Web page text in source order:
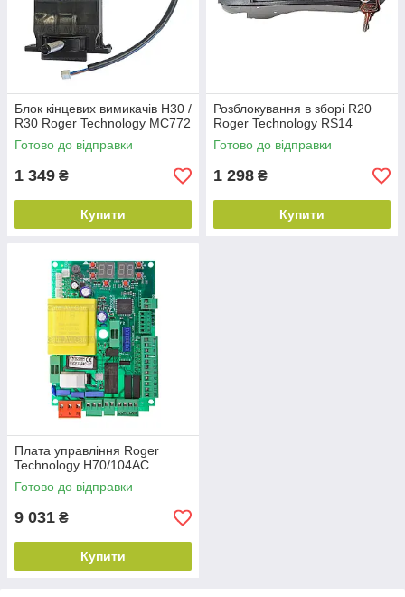
Блок кінцевих вимикачів H30 /
R30 Roger Technology MC772
Готово до відправки
1 349 ₴
Купити
Розблокування в зборі R20
Roger Technology RS14
Готово до відправки
1 298 ₴
Купити
Плата управління Roger
Technology H70/104AC
Готово до відправки
9 031 ₴
Купити